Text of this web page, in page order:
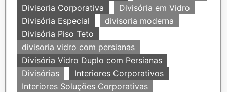
Divisoria Corporativa
Divisória em Vidro
Divisória Especial
divisoria moderna
Divisória Piso Teto
divisoria vidro com persianas
Divisória Vidro Duplo com Persianas
Divisórias
Interiores Corporativos
Interiores Soluções Corporativas